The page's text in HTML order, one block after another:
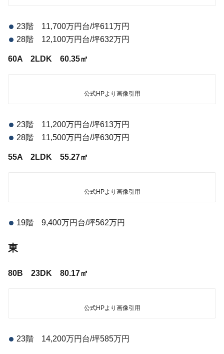
23階 11,700万円台/坪611万円
28階 12,100万円台/坪632万円
60A 2LDK 60.35㎡
公式HPより画像引用
23階 11,200万円台/坪613万円
28階 11,500万円台/坪630万円
55A 2LDK 55.27㎡
公式HPより画像引用
19階 9,400万円台/坪562万円
東
80B 23DK 80.17㎡
公式HPより画像引用
23階 14,200万円台/坪585万円